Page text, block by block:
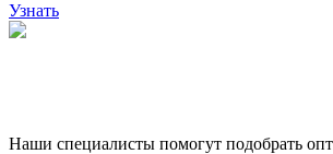
Узнать
Наши специалисты помогут подобрать